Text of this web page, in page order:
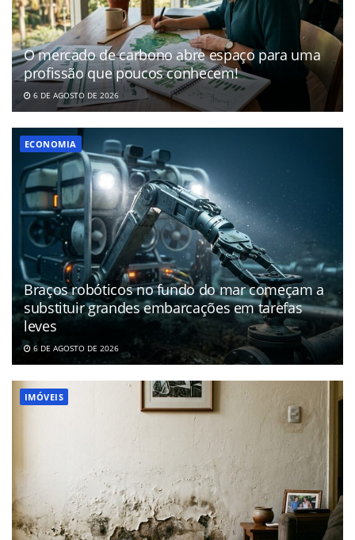
O mercado de carbono abre espaço para uma
profissão que poucos conhecem!
6 DE AGOSTO DE 2026
ECONOMIA
Braços robóticos no fundo do mar começam a
substituir grandes embarcações em tarefas
leves
6 DE AGOSTO DE 2026
IMÓVEIS